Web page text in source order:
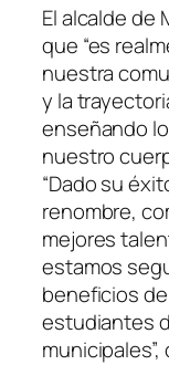
El alcalde de
que “es
nuestra
y la
enseñando
nuestro
“Dado su
renombre,
mejores
estamos
beneficios
estudiantes